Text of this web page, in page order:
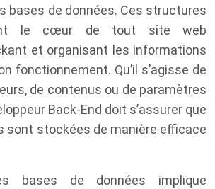
bases de données. Ces structures
le cœur de tout site web
et organisant les informations
fonctionnement. Qu’il s’agisse de
de contenus ou de paramètres
Back-End doit s’assurer que
sont stockées de manière efficace
bases de données implique